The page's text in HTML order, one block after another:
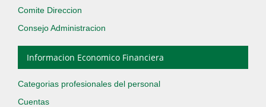
Comite Direccion
Consejo Administracion
Informacion Economico Financiera
Categorias profesionales del personal
Cuentas